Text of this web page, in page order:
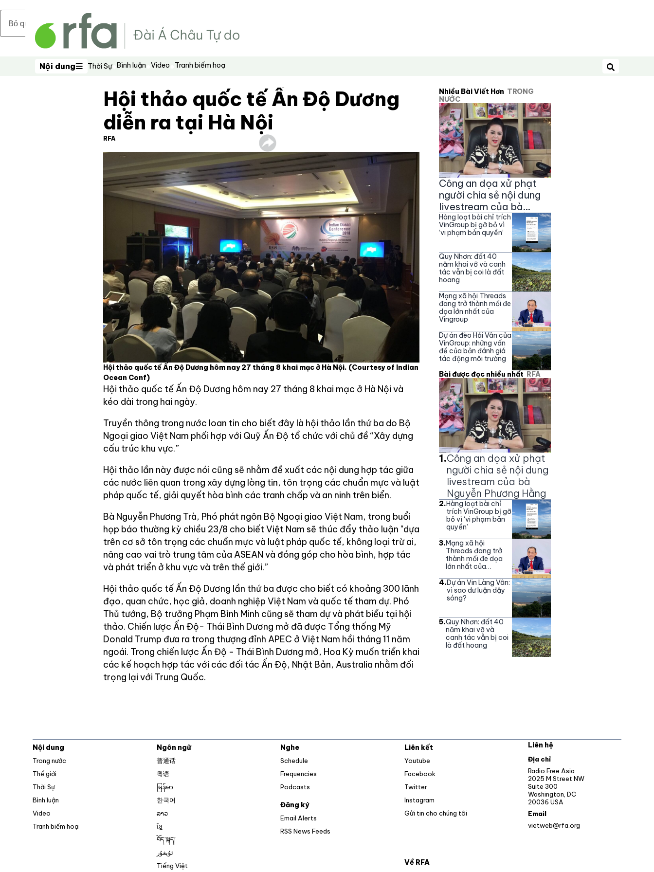
Bỏ qua nội dung chính
Nội dung
Nội dung Thời Sự Bình luận Video Tranh biếm hoạ
Tìm kiếm
Hội thảo quốc tế Ấn Độ Dương
diễn ra tại Hà Nội
RFA
Hội thảo quốc tế Ấn Độ Dương hôm nay 27 tháng 8 khai mạc ở Hà Nội. (Courtesy of Indian
Ocean Conf)
Hội thảo quốc tế Ấn Độ Dương hôm nay 27 tháng 8 khai mạc ở Hà Nội và
kéo dài trong hai ngày.
Truyền thông trong nước loan tin cho biết đây là hội thảo lần thứ ba do Bộ
Ngoại giao Việt Nam phối hợp với Quỹ Ấn Độ tổ chức với chủ đề “Xây dựng
cấu trúc khu vực.”
Hội thảo lần này được nói cũng sẽ nhằm đề xuất các nội dung hợp tác giữa
các nước liên quan trong xây dựng lòng tin, tôn trọng các chuẩn mực và luật
pháp quốc tế, giải quyết hòa bình các tranh chấp và an ninh trên biển.
Bà Nguyễn Phương Trà, Phó phát ngôn Bộ Ngoại giao Việt Nam, trong buổi
họp báo thường kỳ chiều 23/8 cho biết Việt Nam sẽ thúc đẩy thảo luận "dựa
trên cơ sở tôn trọng các chuẩn mực và luật pháp quốc tế, không loại trừ ai,
nâng cao vai trò trung tâm của ASEAN và đóng góp cho hòa bình, hợp tác
và phát triển ở khu vực và trên thế giới.”
Hội thảo quốc tế Ấn Độ Dương lần thứ ba được cho biết có khoảng 300 lãnh
đạo, quan chức, học giả, doanh nghiệp Việt Nam và quốc tế tham dự. Phó
Thủ tướng, Bộ trưởng Phạm Bình Minh cũng sẽ tham dự và phát biểu tại hội
thảo. Chiến lược Ấn Độ- Thái Bình Dương mở đã được Tổng thống Mỹ
Donald Trump đưa ra trong thượng đỉnh APEC ở Việt Nam hồi tháng 11 năm
ngoái. Trong chiến lược Ấn Độ - Thái Bình Dương mở, Hoa Kỳ muốn triển khai
các kế hoạch hợp tác với các đối tác Ấn Độ, Nhật Bản, Australia nhằm đối
trọng lại với Trung Quốc.
Nhiều Bài Viết Hơn TRONG
NƯỚC
Công an dọa xử phạt
người chia sẻ nội dung
livestream của bà
Nguyễn Phương Hằng
Hàng loạt bài chỉ trích
VinGroup bị gỡ bỏ vì
‘vi phạm bản quyền’
Quy Nhơn: đất 40
năm khai vỡ và canh
tác vẫn bị coi là đất
hoang
Mạng xã hội Threads
đang trở thành mối đe
dọa lớn nhất của
Vingroup
Dự án đèo Hải Vân của
VinGroup: những vấn
đề của bản đánh giá
tác động môi trường
Bài được đọc nhiều nhất RFA
1.Công an dọa xử phạt
người chia sẻ nội dung
livestream của bà
Nguyễn Phương Hằng
2.Hàng loạt bài chỉ
trích VinGroup bị gỡ
bỏ vì ‘vi phạm bản
quyền’
3.Mạng xã hội
Threads đang trở
thành mối đe dọa
lớn nhất của
4.Dự án Vin Làng Vân:
vì sao dư luận dậy
sóng?
5.Quy Nhơn: đất 40
năm khai vỡ và
canh tác vẫn bị coi
là đất hoang
Nội dung
Trong nước
Thế giới
Thời Sự
Bình luận
Video
Tranh biếm hoạ
Ngôn ngữ
普通话
粤语
မြန်မာ
한국어
ລາວ
ខ្មែ
བོད་སྐད།
ئۇيغۇر
Tiếng Việt
Nghe
Schedule
Frequencies
Podcasts
Đăng ký
Email Alerts
RSS News Feeds
Liên kết
Youtube
Facebook
Twitter
Instagram
Gửi tin cho chúng tôi
Về RFA
Liên hệ
Địa chỉ
Radio Free Asia
2025 M Street NW
Suite 300
Washington, DC
20036 USA
Email
vietweb@rfa.org